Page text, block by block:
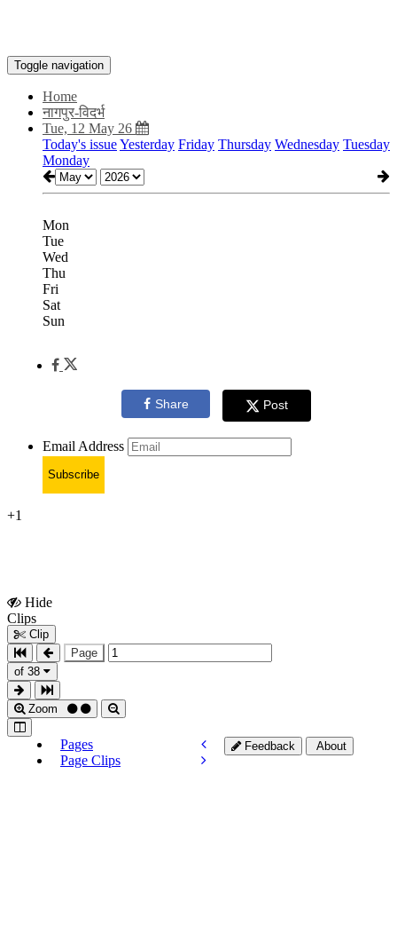
Toggle navigation
Home
नागपुर-विदर्भ
Tue, 12 May 26
Today's issueYesterday Friday Thursday Wednesday Tuesday
Monday
Mon
Tue
Wed
Thu
Fri
Sat
Sun
Share Post
Email Address
Subscribe
+1
Hide
Clips
Clip
Page
of 38
Zoom
Pages
Page Clips
Feedback About